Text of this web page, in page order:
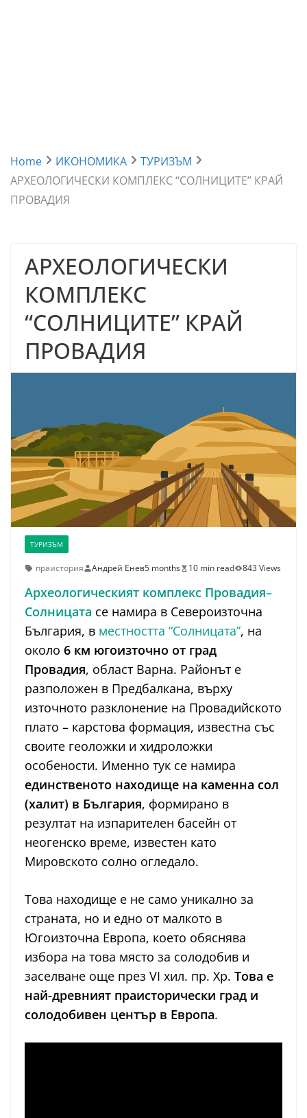
Home ИКОНОМИКА
ТУРИЗЪМ
АРХЕОЛОГИЧЕСКИ КОМПЛЕКС “СОЛНИЦИТЕ” КРАЙ
ПРОВАДИЯ
АРХЕОЛОГИЧЕСКИ
КОМПЛЕКС
“СОЛНИЦИТЕ” КРАЙ
ПРОВАДИЯ
ТУРИЗЪМ
праистория Андрей Енев5 months 10 min read 843 Views
Археологическият комплекс Провадия–
Солницата се намира в Североизточна
България, в местността “Солницата”, на
около 6 км югоизточно от град
Провадия, област Варна. Районът е
разположен в Предбалкана, върху
източното разклонение на Провадийското
плато – карстова формация, известна със
своите геоложки и хидроложки
особености. Именно тук се намира
единственото находище на каменна сол
(халит) в България, формирано в
резултат на изпарителен басейн от
неогенско време, известен като
Мировското солно огледало.
Това находище е не само уникално за
страната, но и едно от малкото в
Югоизточна Европа, което обяснява
избора на това място за солодобив и
заселване още през VI хил. пр. Хр. Това е
най-древният праисторически град и
солодобивен център в Европа.